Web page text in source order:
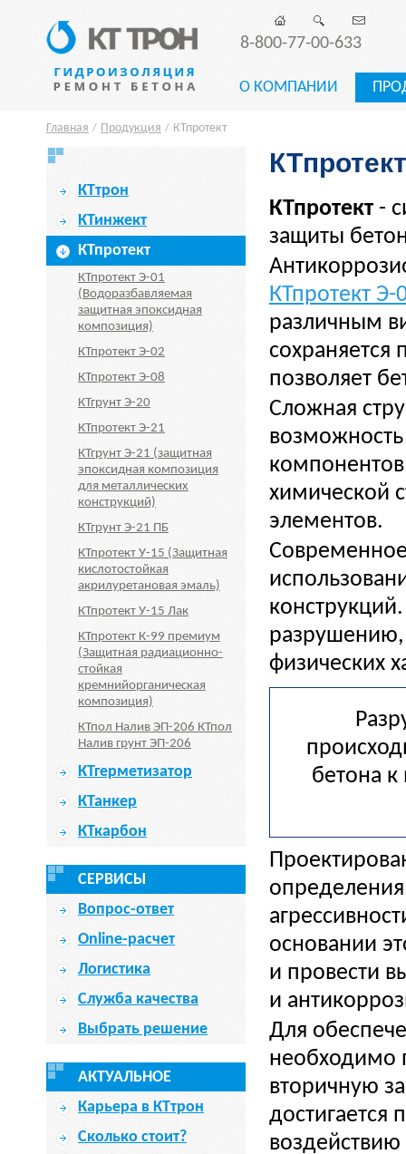
8-800-77-00-633
О КОМПАНИИ
Главная / Продукция / КТпротект
КТтрон
КТинжект
КТпротект
КТпротект Э-01
(Водоразбавляемая
защитная эпоксидная
композиция)
КТпротект Э-02
КТпротект Э-08
КТгрунт Э-20
КТпротект Э-21
КТгрунт Э-21 (защитная
эпоксидная композиция
для металлических
конструкций)
КТгрунт Э-21 ПБ
КТпротект У-15 (Защитная
кислотостойкая
акрилуретановая эмаль)
КТпротект У-15 Лак
КТпротект К-99 премиум
(Защитная радиационно-
стойкая
кремнийорганическая
композиция)
КТпол Налив ЭП-206 КТпол
Налив грунт ЭП-206
КТгерметизатор
КТанкер
КТкарбон
СЕРВИСЫ
Вопрос-ответ
Online-расчет
Логистика
Служба качества
Выбрать решение
АКТУАЛЬНОЕ
Карьера в КТтрон
Сколько стоит?
КТпротект
КТпротект-
защиты
КТпротект Э-
различным
сохраняется
позволяет
Сложная
возможность
компонентов
химической
элементов.
Современное
разрушению,
физических
бетона к
основании
и провести
и
Для
необходимо
вторичную
достигается